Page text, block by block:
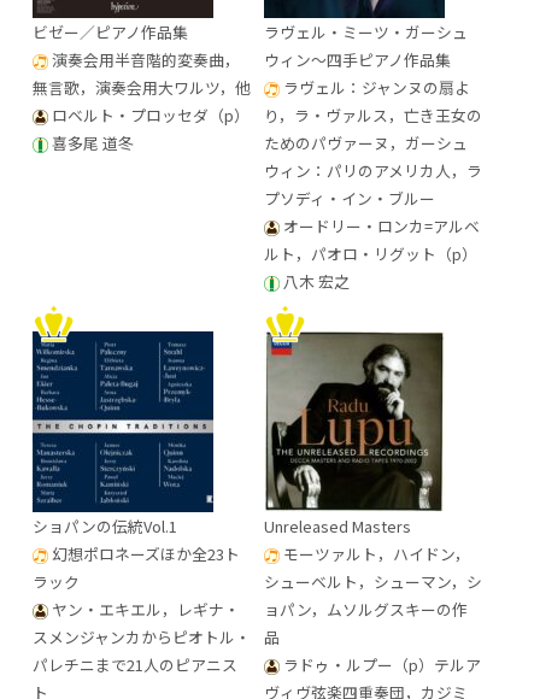
ビゼー／ピアノ作品集
演奏会用半音階的変奏曲，
無言歌，演奏会用大ワルツ，他
ロベルト・プロッセダ（p）
喜多尾 道冬
ラヴェル・ミーツ・ガーシュ
ウィン～四手ピアノ作品集
ラヴェル：ジャンヌの扇よ
り，ラ・ヴァルス，亡き王女の
ためのパヴァーヌ，ガーシュ
ウィン：パリのアメリカ人，ラ
プソディ・イン・ブルー
オードリー・ロンカ=アルベ
ルト，パオロ・リグット（p）
八木 宏之
ショパンの伝統Vol.1
幻想ポロネーズほか全23ト
ラック
ヤン・エキエル，レギナ・
スメンジャンカからピオトル・
パレチニまで21人のピアニス
ト
Unreleased Masters
モーツァルト，ハイドン，
シューベルト，シューマン，シ
ョパン，ムソルグスキーの作
品
ラドゥ・ルプー（p）テルア
ヴィヴ弦楽四重奏団，カジミ